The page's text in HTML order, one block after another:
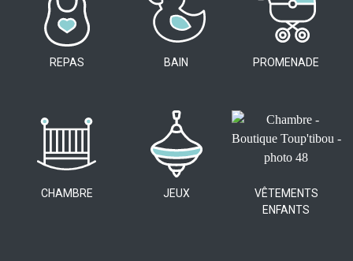
REPAS BAIN PROMENADE
CHAMBRE JEUX
VÊTEMENTS
ENFANTS